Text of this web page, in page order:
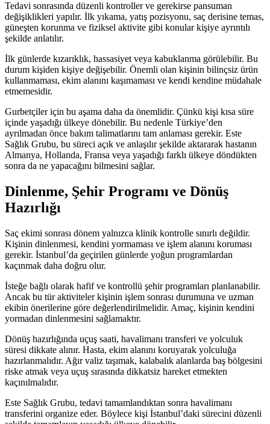
Tedavi sonrasında düzenli kontroller ve gerekirse pansuman
değişiklikleri yapılır. İlk yıkama, yatış pozisyonu, saç derisine temas,
güneşten korunma ve fiziksel aktivite gibi konular kişiye ayrıntılı
şekilde anlatılır.
İlk günlerde kızarıklık, hassasiyet veya kabuklanma görülebilir. Bu
durum kişiden kişiye değişebilir. Önemli olan kişinin bilinçsiz ürün
kullanmaması, ekim alanını kaşımaması ve kendi kendine müdahale
etmemesidir.
Gurbetçiler için bu aşama daha da önemlidir. Çünkü kişi kısa süre
içinde yaşadığı ülkeye dönebilir. Bu nedenle Türkiye’den
ayrılmadan önce bakım talimatlarını tam anlaması gerekir. Este
Sağlık Grubu, bu süreci açık ve anlaşılır şekilde aktararak hastanın
Almanya, Hollanda, Fransa veya yaşadığı farklı ülkeye döndükten
sonra da ne yapacağını bilmesini sağlar.
Dinlenme, Şehir Programı ve Dönüş
Hazırlığı
Saç ekimi sonrası dönem yalnızca klinik kontrolle sınırlı değildir.
Kişinin dinlenmesi, kendini yormaması ve işlem alanını koruması
gerekir. İstanbul’da geçirilen günlerde yoğun programlardan
kaçınmak daha doğru olur.
İsteğe bağlı olarak hafif ve kontrollü şehir programları planlanabilir.
Ancak bu tür aktiviteler kişinin işlem sonrası durumuna ve uzman
ekibin önerilerine göre değerlendirilmelidir. Amaç, kişinin kendini
yormadan dinlenmesini sağlamaktır.
Dönüş hazırlığında uçuş saati, havalimanı transferi ve yolculuk
süresi dikkate alınır. Hasta, ekim alanını koruyarak yolculuğa
hazırlanmalıdır. Ağır valiz taşımak, kalabalık alanlarda baş bölgesini
riske atmak veya uçuş sırasında dikkatsiz hareket etmekten
kaçınılmalıdır.
Este Sağlık Grubu, tedavi tamamlandıktan sonra havalimanı
transferini organize eder. Böylece kişi İstanbul’daki sürecini düzenli